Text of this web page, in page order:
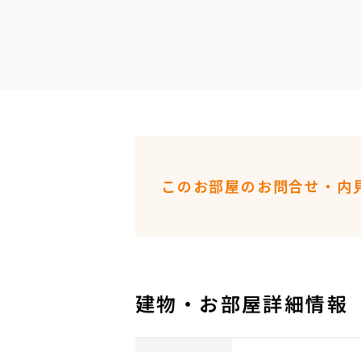
このお部屋のお問合せ・内
建物・お部屋詳細情報